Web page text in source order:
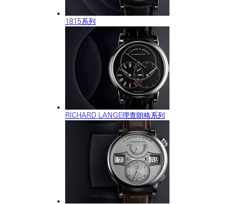
1815系列
RICHARD LANGE理查朗格系列